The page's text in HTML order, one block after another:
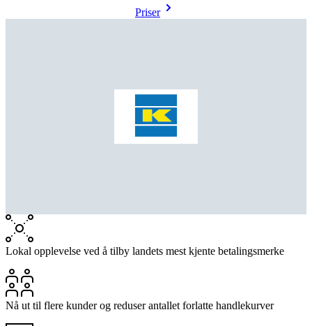
Priser
Lokal opplevelse ved å tilby landets mest kjente betalingsmerke
Nå ut til flere kunder og reduser antallet forlatte handlekurver